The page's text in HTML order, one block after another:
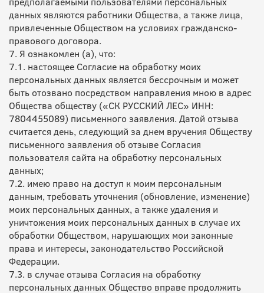
данных являются работники Общества, а также лица,
привлеченные Обществом на условиях гражданско-
правового договора.
7. Я ознакомлен (а), что:
7.1. настоящее Согласие на обработку моих
персональных данных является бессрочным и может
быть отозвано посредством направления мною в адрес
Общества обществу («СК РУССКИЙ ЛЕС» ИНН:
7804455089) письменного заявления. Датой отзыва
считается день, следующий за днем вручения Обществу
письменного заявления об отзыве Согласия
пользователя сайта на обработку персональных
данных;
7.2. имею право на доступ к моим персональным
данным, требовать уточнения (обновление, изменение)
моих персональных данных, а также удаления и
уничтожения моих персональных данных в случае их
обработки Обществом, нарушающих мои законные
права и интересы, законодательство Российской
Федерации.
7.3. в случае отзыва Согласия на обработку
персональных данных Общество вправе продолжить